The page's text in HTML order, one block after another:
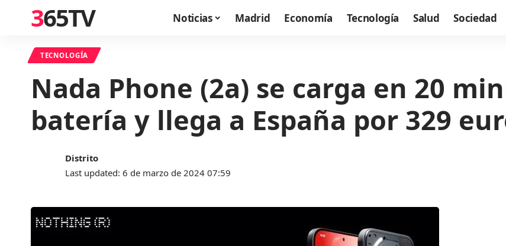
365TV Noticias Madrid Economía Tecnología Salud Sociedad
TECNOLOGÍA
Nada Phone (2a) se carga en 20
batería y llega a España por 329
Last updated: 6 de marzo de 2024 07:59
Distrito